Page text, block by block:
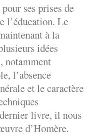
ses prises de
l’éducation. Le
à la
idées
notamment
l’absence
et le caractère
livre, il nous
d’Homère.